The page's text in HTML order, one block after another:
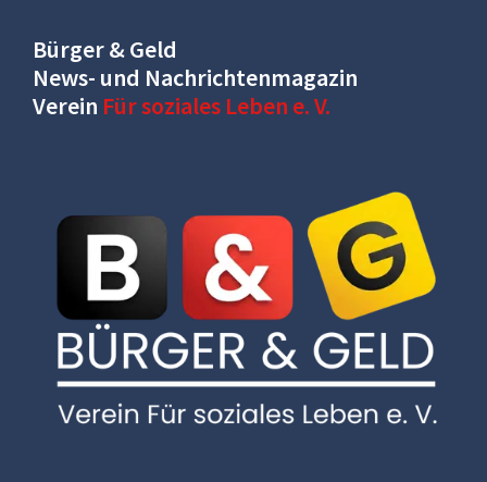
Bürger & Geld
News- und Nachrichtenmagazin
Verein Für soziales Leben e. V.